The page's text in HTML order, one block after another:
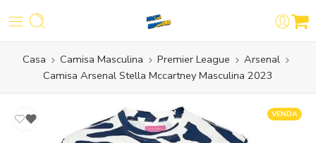
Casa Camisa Masculina Premier League
Arsenal
Camisa Arsenal Stella Mccartney Masculina 2023
VENDA